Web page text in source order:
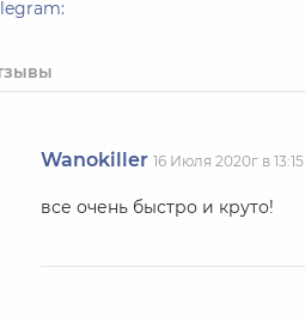
Wanokiller 16 Июля 2020г в 13:15
все очень быстро и круто!